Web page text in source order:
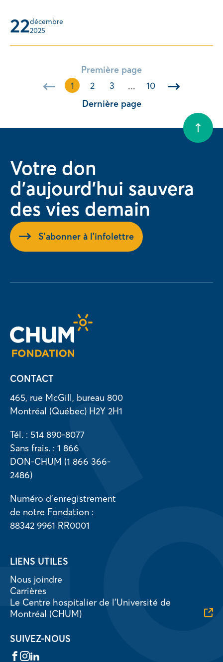
22décembre
2025
Première page
1
2 3 ...
10
Dernière page
Votre don
d'aujourd'hui sauvera
des vies demain
S'abonner à l'infolettre
CONTACT
465, rue McGill, bureau 800
Montréal (Québec) H2Y 2H1
Tél. : 514 890-8077
Sans frais. : 1 866
DON-CHUM (1 866 366-
2486)
Numéro d’enregistrement
de notre Fondation :
88342 9961 RR0001
LIENS UTILES
Nous joindre
Carrières
Le Centre hospitalier de l’Université de
Montréal (CHUM)
SUIVEZ-NOUS
Facebook
Instagram
LinkedIn